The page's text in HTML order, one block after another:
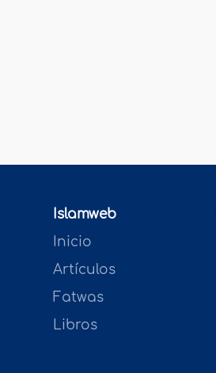
Islamweb
Inicio
Artículos
Fatwas
Libros